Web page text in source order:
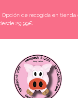
Opción de recogida en
29,99€